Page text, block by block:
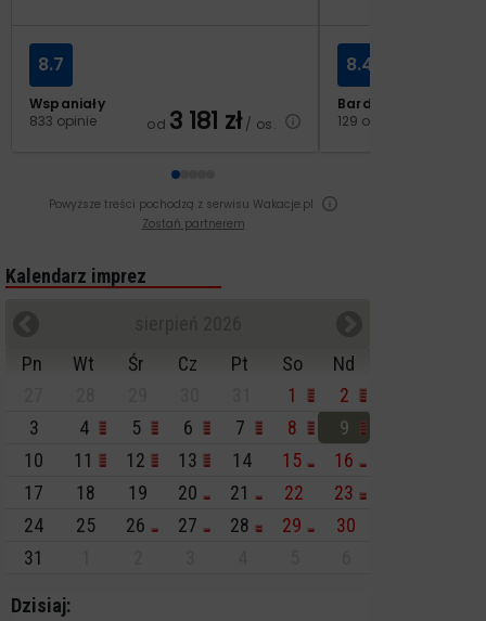
Wspaniały
833 opinie
8.7
od 3 181 zł/ os.
Bardzo dobry
129 opinii
8.4
Powyższe treści pochodzą z serwisu Wakacje.pl
Zostań partnerem
Kalendarz imprez
Pn
Wt Śr Cz Pt So
Nd
1
2
3
4 5 6 7 8
9
10
11 12 13 14 15
16
17
18 19 20 21 22
23
24
25 26 27 28 29
30
31
Dzisiaj: